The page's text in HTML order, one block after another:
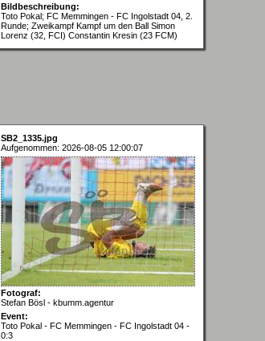
Bildbeschreibung:
Toto Pokal; FC Memmingen - FC Ingolstadt 04, 2.
Runde; Zweikampf Kampf um den Ball Simon
Lorenz (32, FCI) Constantin Kresin (23 FCM)
SB2_1335.jpg
Aufgenommen: 2026-08-05 12:00:07
Fotograf:
Stefan Bösl - kbumm.agentur
Event:
Toto Pokal - FC Memmingen - FC Ingolstadt 04 -
0:3